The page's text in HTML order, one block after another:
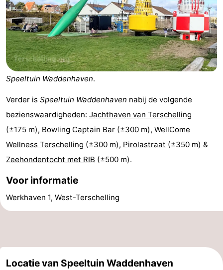
Jongeren
Overnachten
Appartementen
-
Elements
-
Kaap
West
-
Résidence
-
Terschelling
(&
Campings
Vakantiehuizen
Speeltuin Waddenhaven.
Verder is Speeltuin Waddenhaven nabij de volgende
bezienswaardigheden: Jachthaven van Terschelling
(±175 m), Bowling Captain Bar (±300 m), WellCome
Wellness Terschelling (±300 m), Pirolastraat (±350 m) &
Zeehondentocht met RIB (±500 m).
Voor informatie
Werkhaven 1, West-Terschelling
Locatie van Speeltuin Waddenhaven